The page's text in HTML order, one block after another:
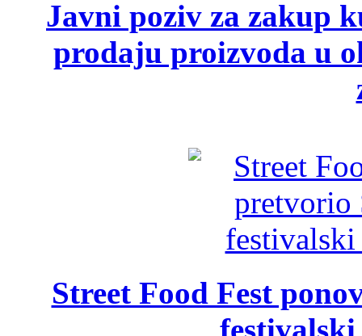
Javni poziv za zakup
prodaju proizvoda u
Street Food Fest